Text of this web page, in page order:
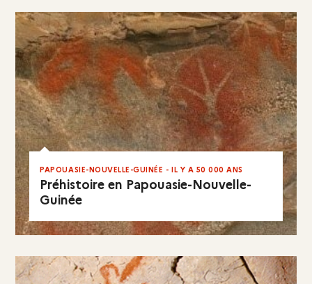
Préhistoire en Papouasie-Nouvelle-
Guinée
PAPOUASIE-NOUVELLE-GUINÉE - IL Y A 50 000 ANS
EN RÉSUMÉ